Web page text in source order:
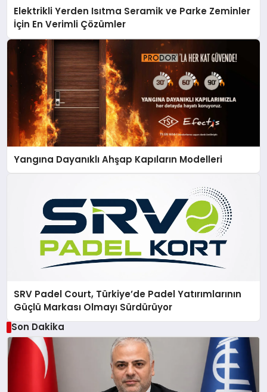
Elektrikli Yerden Isıtma Seramik ve Parke Zeminler
İçin En Verimli Çözümler
Yangına Dayanıklı Ahşap Kapıların Modelleri
SRV Padel Court, Türkiye’de Padel Yatırımlarının
Güçlü Markası Olmayı Sürdürüyor
Son Dakika